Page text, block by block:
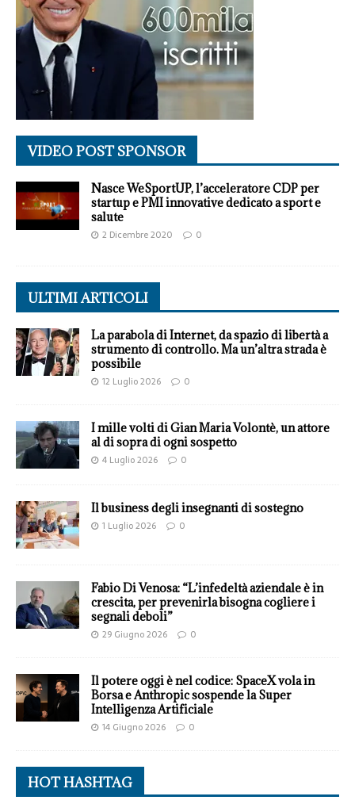
VIDEO POST SPONSOR
Nasce WeSportUP, l’acceleratore CDP per
startup e PMI innovative dedicato a sport e
salute
2 Dicembre 2020 0
ULTIMI ARTICOLI
La parabola di Internet, da spazio di libertà a
strumento di controllo. Ma un’altra strada è
possibile
12 Luglio 2026 0
I mille volti di Gian Maria Volontè, un attore
al di sopra di ogni sospetto
4 Luglio 2026 0
Il business degli insegnanti di sostegno
1 Luglio 2026 0
Fabio Di Venosa: “L’infedeltà aziendale è in
crescita, per prevenirla bisogna cogliere i
segnali deboli”
29 Giugno 2026 0
Il potere oggi è nel codice: SpaceX vola in
Borsa e Anthropic sospende la Super
Intelligenza Artificiale
14 Giugno 2026 0
HOT HASHTAG